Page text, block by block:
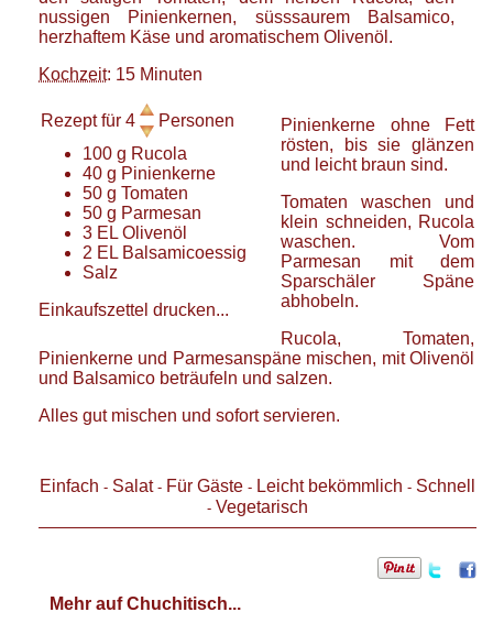
nussigen Pinienkernen, süsssaurem Balsamico,
herzhaftem Käse und aromatischem Olivenöl.
Kochzeit: 15 Minuten
Rezept für 4
Personen
100 g Rucola
40 g Pinienkerne
50 g Tomaten
50 g Parmesan
3 EL Olivenöl
2 EL Balsamicoessig
Salz
Einkaufszettel drucken...
Pinienkerne ohne Fett
rösten, bis sie glänzen
und leicht braun sind.
Tomaten waschen und
klein schneiden, Rucola
waschen. Vom
Parmesan mit dem
Sparschäler Späne
abhobeln.
Rucola, Tomaten,
Pinienkerne und Parmesanspäne mischen, mit Olivenöl
und Balsamico beträufeln und salzen.
Alles gut mischen und sofort servieren.
Einfach - Salat- Für Gäste - Leicht bekömmlich - Schnell
- Vegetarisch
Mehr auf Chuchitisch...